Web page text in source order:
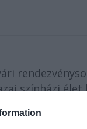
színházi élet
érkezett a
Four